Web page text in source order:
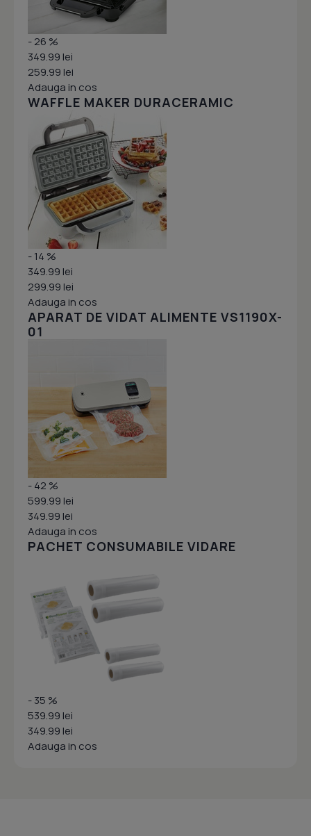
- 26 %
349.99 lei
259.99 lei
Adauga in cos
WAFFLE MAKER DURACERAMIC
- 14 %
349.99 lei
299.99 lei
Adauga in cos
APARAT DE VIDAT ALIMENTE VS1190X-
01
- 42 %
599.99 lei
349.99 lei
Adauga in cos
PACHET CONSUMABILE VIDARE
- 35 %
539.99 lei
349.99 lei
Adauga in cos